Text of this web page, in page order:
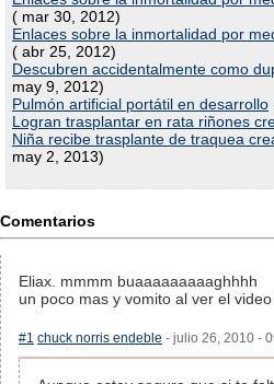
( mar 30, 2012)
Enlaces sobre la inmortalidad por
( abr 25, 2012)
Descubren accidentalmente como
may 9, 2012)
Pulmón artificial portátil en desarrollo
Logran trasplantar en rata riñones
Niña recibe trasplante de traquea
may 2, 2013)
Comentarios
Eliax. mmmm buaaaaaaaaaghhhh
un poco mas y vomito al ver el video
#1 chuck norris endeble - julio 26, 2010 -